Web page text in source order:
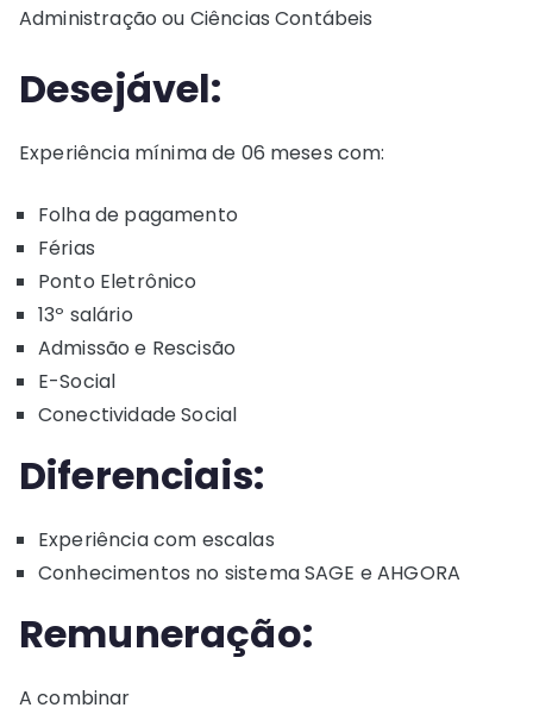
Administração ou Ciências Contábeis
Desejável:
Experiência mínima de 06 meses com:
Folha de pagamento
Férias
Ponto Eletrônico
13º salário
Admissão e Rescisão
E-Social
Conectividade Social
Diferenciais:
Experiência com escalas
Conhecimentos no sistema SAGE e AHGORA
Remuneração:
A combinar